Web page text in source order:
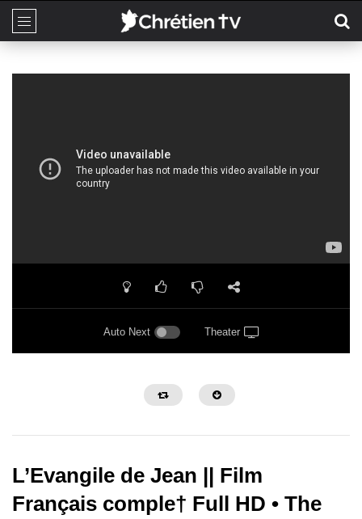
Auto Next Theater
L’Evangile de Jean || Film
Français comple† Full HD • The